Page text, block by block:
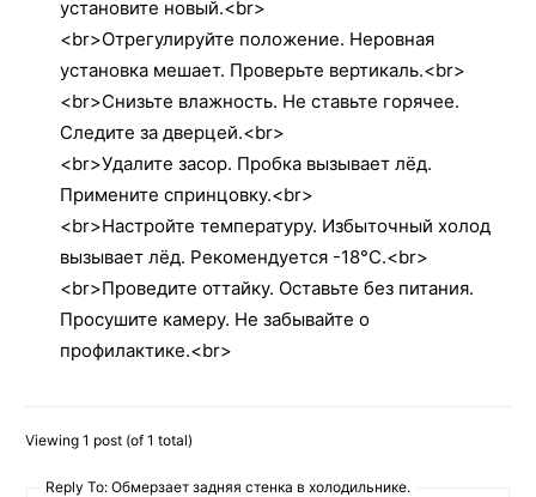
установите новый.<br>
<br>Отрегулируйте положение. Неровная
установка мешает. Проверьте вертикаль.<br>
<br>Снизьте влажность. Не ставьте горячее.
Следите за дверцей.<br>
<br>Удалите засор. Пробка вызывает лёд.
Примените спринцовку.<br>
<br>Настройте температуру. Избыточный холод
вызывает лёд. Рекомендуется -18°C.<br>
<br>Проведите оттайку. Оставьте без питания.
Просушите камеру. Не забывайте о
профилактике.<br>
Viewing 1 post (of 1 total)
Reply To: Обмерзает задняя стенка в холодильнике.